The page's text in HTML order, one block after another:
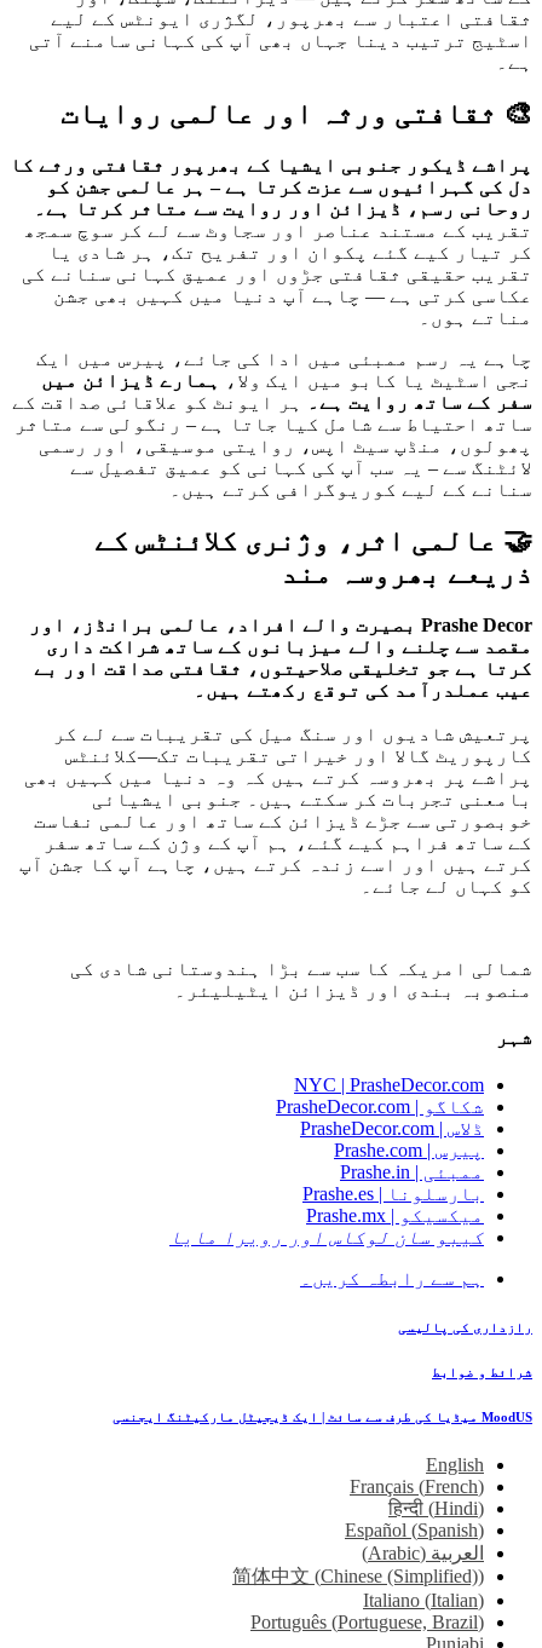
ثقافتی اعتبار سے بھرپور، لگژری ایونٹس کے لیے
اسٹیج ترتیب دینا جہاں بھی آپ کی کہانی سامنے آتی
ہے۔
🎨 ثقافتی ورثہ اور عالمی روایات
پراشے ڈیکور جنوبی ایشیا کے بھرپور ثقافتی ورثے کا
دل کی گہرائیوں سے عزت کرتا ہے – ہر عالمی جشن کو
روحانی رسم، ڈیزائن اور روایت سے متاثر کرتا ہے۔
تقریب کے مستند عناصر اور سجاوٹ سے لے کر سوچ سمجھ
کر تیار کیے گئے پکوان اور تفریح ​​تک، ہر شادی یا
تقریب حقیقی ثقافتی جڑوں اور عمیق کہانی سنانے کی
عکاسی کرتی ہے — چاہے آپ دنیا میں کہیں بھی جشن
مناتے ہوں۔
چاہے یہ رسم ممبئی میں ادا کی جائے، پیرس میں ایک
نجی اسٹیٹ یا کابو میں ایک ولا،
ہمارے ڈیزائن میں
سفر کے ساتھ روایت ہے۔
ہر ایونٹ کو علاقائی صداقت کے
ساتھ احتیاط سے شامل کیا جاتا ہے – رنگولی سے متاثر
پھولوں، منڈپ سیٹ اپس، روایتی موسیقی، اور رسمی
لائٹنگ سے – یہ سب آپ کی کہانی کو عمیق تفصیل سے
سنانے کے لیے کوریوگرافی کرتے ہیں۔
🤝 عالمی اثر، وژنری کلائنٹس کے
ذریعے بھروسہ مند
Prashe Decor بصیرت والے افراد، عالمی برانڈز، اور
مقصد سے چلنے والے میزبانوں کے ساتھ شراکت داری
کرتا ہے جو تخلیقی صلاحیتوں، ثقافتی صداقت اور بے
عیب عملدرآمد کی توقع رکھتے ہیں۔
پرتعیش شادیوں اور سنگ میل کی تقریبات سے لے کر
کارپوریٹ گالا اور خیراتی تقریبات تک—کلائنٹس
پراشے پر بھروسہ کرتے ہیں کہ وہ دنیا میں کہیں بھی
بامعنی تجربات کر سکتے ہیں۔ جنوبی ایشیائی
خوبصورتی سے جڑے ڈیزائن کے ساتھ اور عالمی نفاست
کے ساتھ فراہم کیے گئے، ہم آپ کے وژن کے ساتھ سفر
کرتے ہیں اور اسے زندہ کرتے ہیں، چاہے آپ کا جشن آپ
کو کہاں لے جائے۔
شمالی امریکہ کا سب سے بڑا ہندوستانی شادی کی
منصوبہ بندی اور ڈیزائن ایٹیلیئر۔
شہر
NYC | PrasheDecor.com
شکاگو | PrasheDecor.com
ڈلاس | PrasheDecor.com
پیرس | Prashe.com
ممبئی | Prashe.in
بارسلونا | Prashe.es
میکسیکو | Prashe.mx
کیبو سان لوکاس اور رویرا مایا
ہم سے رابطہ کریں۔
رازداری کی پالیسی
شرائط و ضوابط
MoodUS میڈیا کی طرف سے سائٹ | ایک ڈیجیٹل مارکیٹنگ ایجنسی
English
Français (French)
हिन्दी (Hindi)
Español (Spanish)
العربية (
Arabic
)
简体中文 (Chinese (Simplified))
Italiano (Italian)
Português (Portuguese, Brazil)